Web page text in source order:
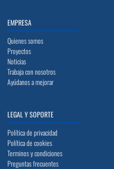
EMPRESA
Quienes somos
Proyectos
Noticias
Trabaja con nosotros
Ayúdanos a mejorar
LEGAL Y SOPORTE
Política de privacidad
Política de cookies
Terminos y condiciones
Preguntas frecuentes